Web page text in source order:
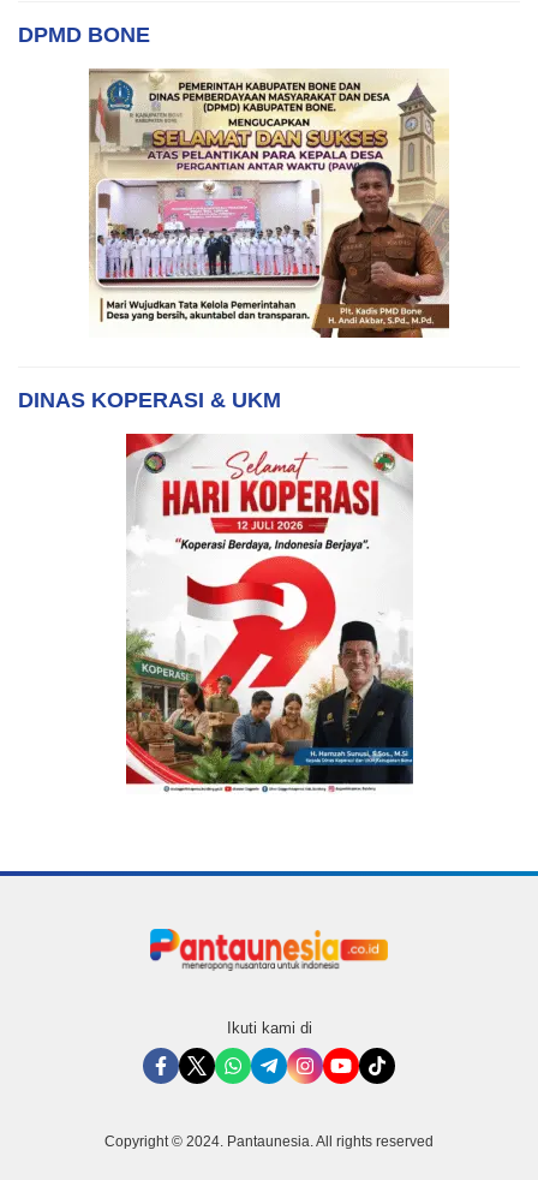
DPMD BONE
DINAS KOPERASI & UKM
Ikuti kami di
Copyright © 2024. Pantaunesia. All rights reserved